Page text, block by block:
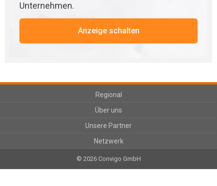
Unternehmen.
Anzeige schalten
Regional
Über uns
Unsere Partner
Netzwerk
© 2026 Convigo GmbH